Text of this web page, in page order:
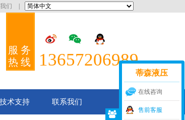
们
服务
热线
13657206989
技术支持 联系我们
蒂森液压
在线咨询
售前客服